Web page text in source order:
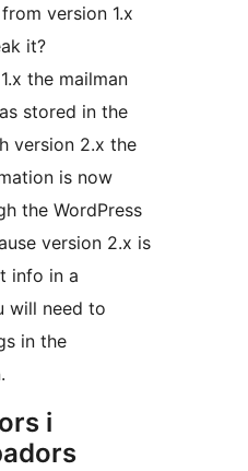
version 1.x
it?
the mailman
stored in the
version 2.x the
is now
the WordPress
version 2.x is
info in a
will need to
in the
i